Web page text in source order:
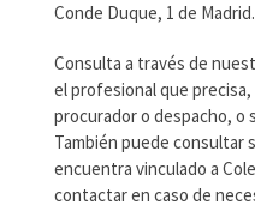
Conde Duque, 1 de Madrid.
Consulta a través de
el profesional que
procurador o despacho, o
También puede consultar
encuentra vinculado a
contactar en caso de